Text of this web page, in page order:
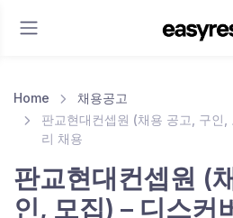
Home
채용공고
판교현대컨셉원 (채용 공고, 구인
리 채용
판교현대컨셉원 (
인, 모집) – 디스커